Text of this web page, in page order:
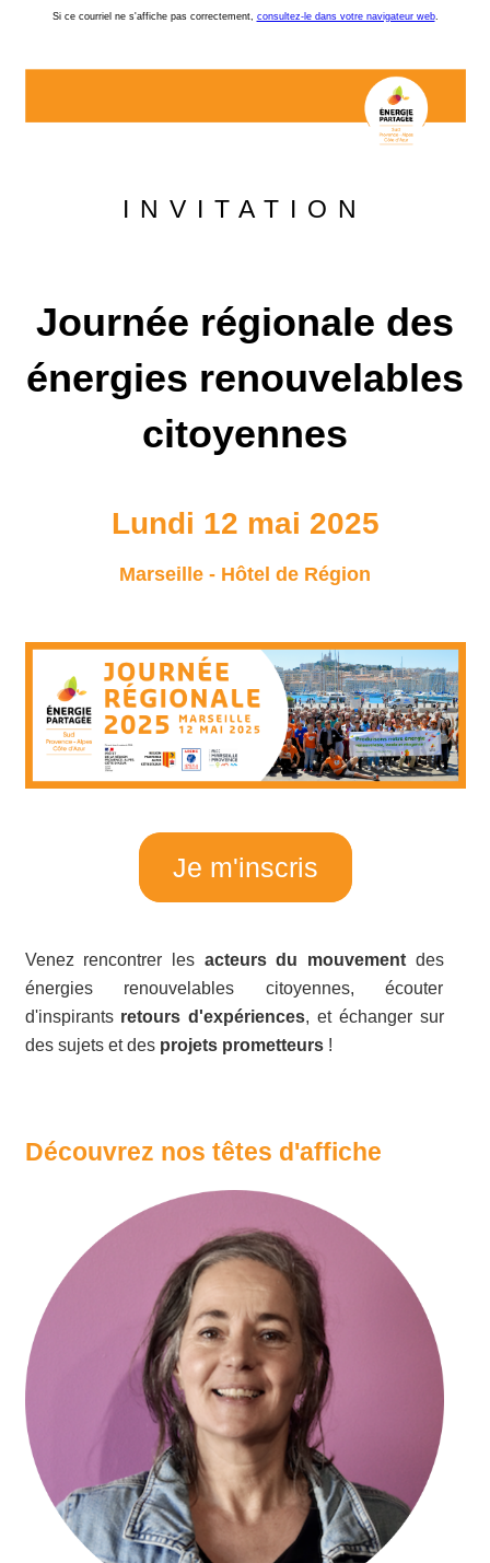
Si ce courriel ne s'affiche pas correctement, consultez-le dans votre navigateur web.
INVITATION
Journée régionale des
énergies renouvelables
citoyennes
Lundi 12 mai 2025
Marseille - Hôtel de Région
Je m'inscris
Venez rencontrer les acteurs du mouvementdes
énergies renouvelables citoyennes, écouter
d'inspirants retours d'expériences, et échanger sur
des sujets et des projets prometteurs!
Découvrez nos têtes d'affiche